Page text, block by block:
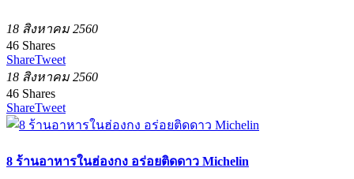
18 สิงหาคม 2560
46 Shares
ShareTweet
18 สิงหาคม 2560
46 Shares
ShareTweet
8 ร้านอาหารในฮ่องกง อร่อยติดดาว Michelin